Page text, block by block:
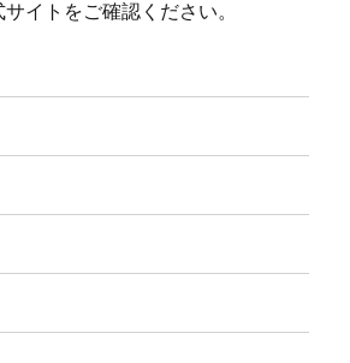
イトをご確認ください。